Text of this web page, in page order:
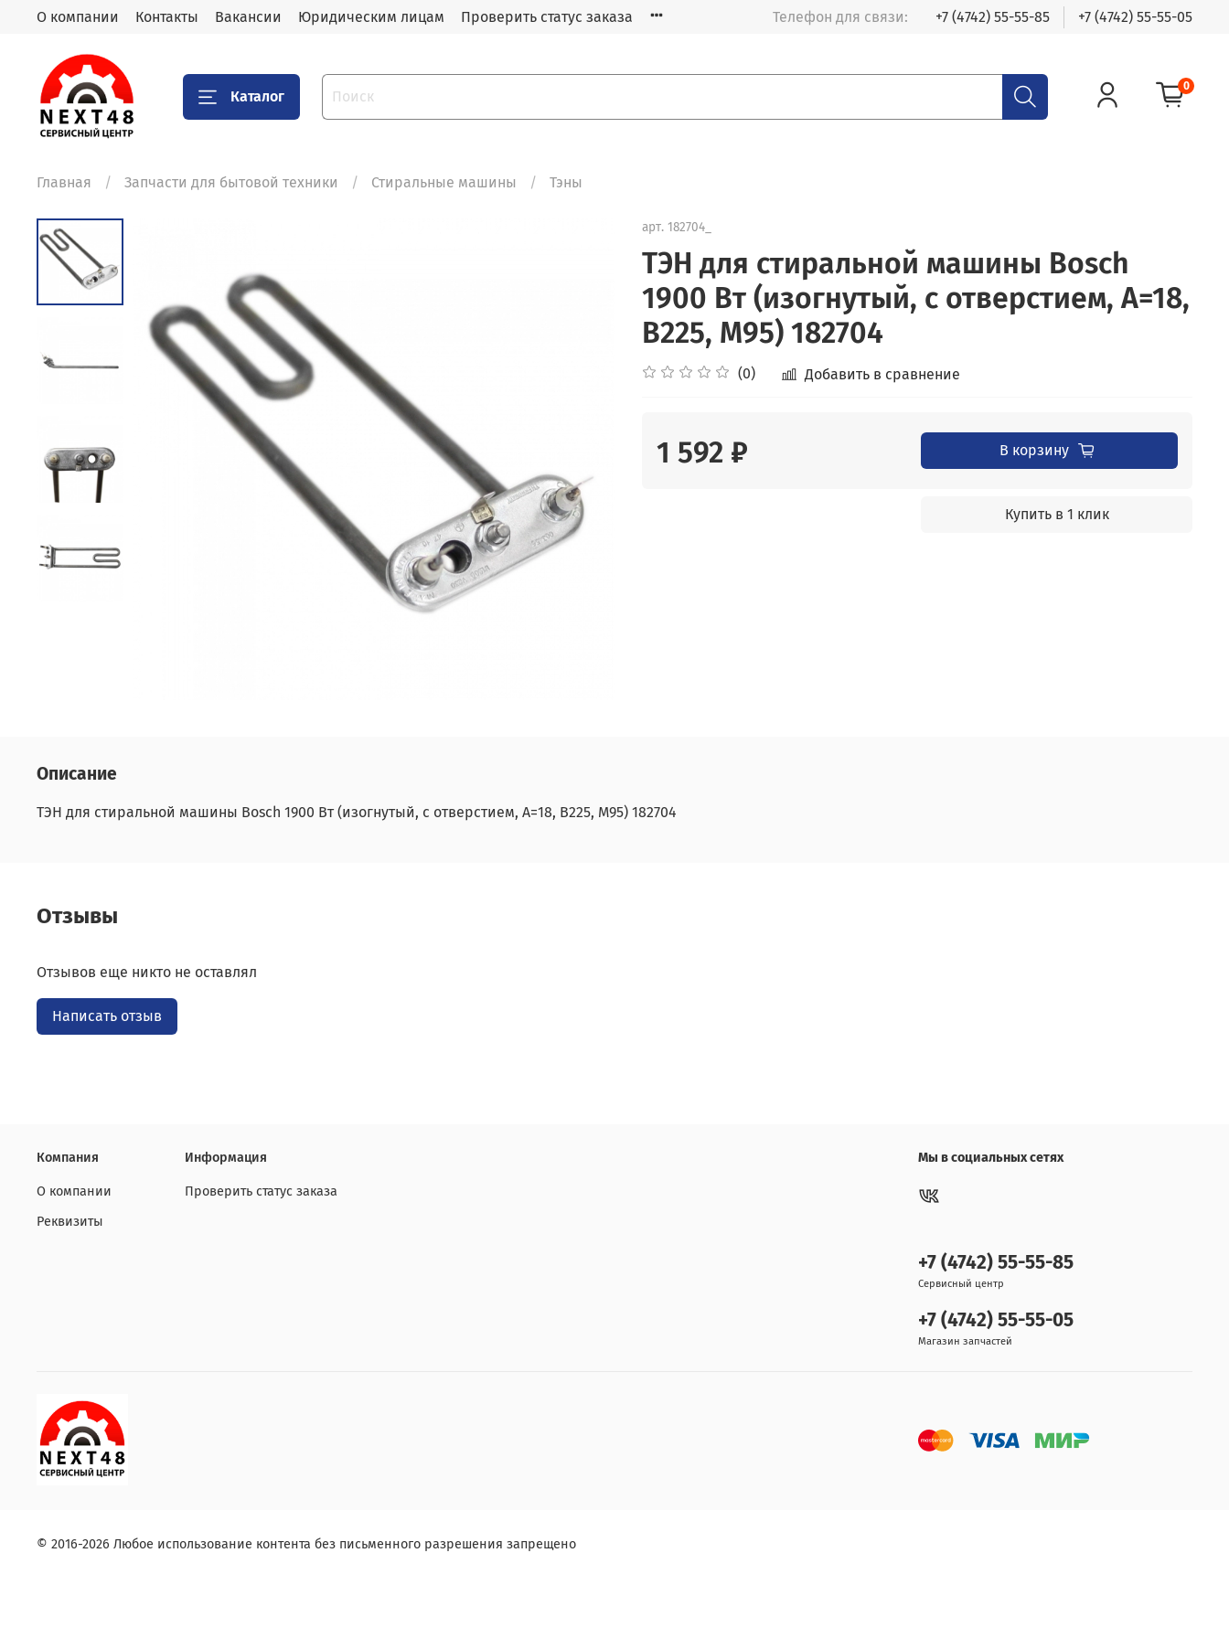
О компании Контакты Вакансии Юридическим лицам Проверить статус заказа Телефон для связи: +7 (4742) 55-55-85 +7 (4742) 55-55-05
Каталог
0
Главная Запчасти для бытовой техники Стиральные машины Тэны
арт. 182704_
ТЭН для стиральной машины Bosch
1900 Вт (изогнутый, с отверстием, A=18,
B225, M95) 182704
(0) Добавить в сравнение
1 592 ₽ В корзину
Купить в 1 клик
Описание
ТЭН для стиральной машины Bosch 1900 Вт (изогнутый, с отверстием, A=18, B225, M95) 182704
Отзывы
Отзывов еще никто не оставлял
Написать отзыв
Компания
О компании
Реквизиты
Информация
Проверить статус заказа
Мы в социальных сетях
+7 (4742) 55-55-85
Сервисный центр
+7 (4742) 55-55-05
Магазин запчастей
© 2016-2026 Любое использование контента без письменного разрешения запрещено